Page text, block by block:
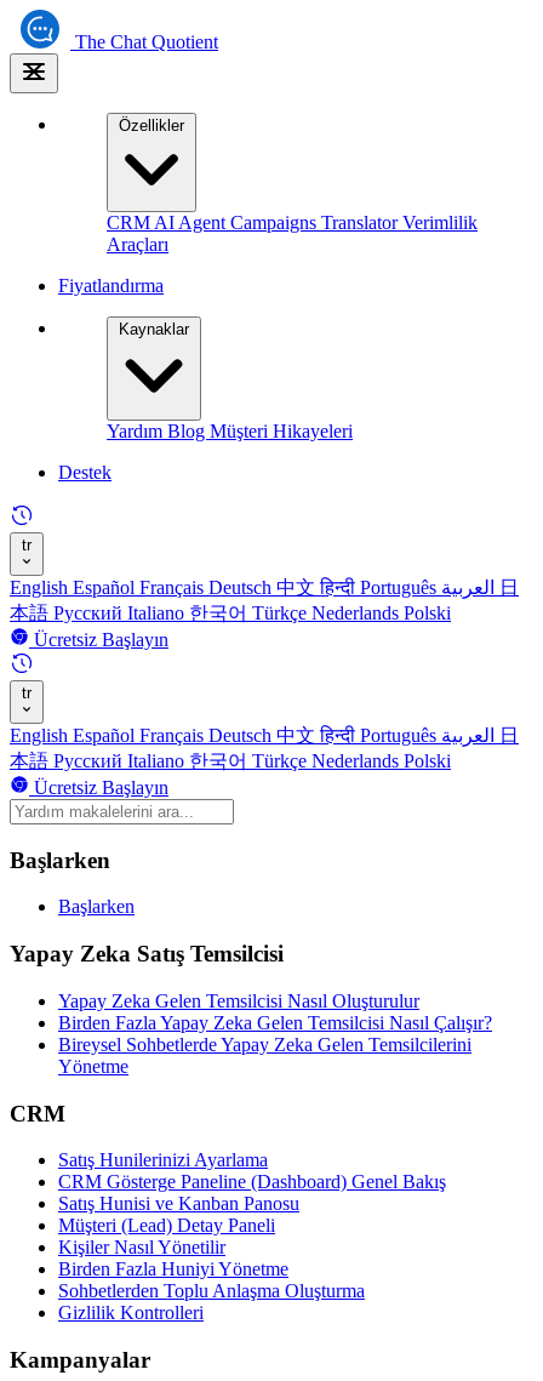
The Chat Quotient
Özellikler
CRM AI Agent Campaigns TranslatorVerimlilik
Araçları
Fiyatlandırma
Kaynaklar
Yardım Blog Müşteri Hikayeleri
Destek
tr
English Español Français Deutsch 中文हिन्दी Português
日
本語 Русский Italiano 한국어 Türkçe Nederlands Polski
Ücretsiz Başlayın
tr
English Español Français Deutsch 中文हिन्दी Português
日
本語 Русский Italiano 한국어 Türkçe Nederlands Polski
Ücretsiz Başlayın
Başlarken
Başlarken
Yapay Zeka Satış Temsilcisi
Yapay Zeka Gelen Temsilcisi Nasıl Oluşturulur
Birden Fazla Yapay Zeka Gelen Temsilcisi Nasıl Çalışır?
Bireysel Sohbetlerde Yapay Zeka Gelen Temsilcilerini
Yönetme
CRM
Satış Hunilerinizi Ayarlama
CRM Gösterge Paneline (Dashboard) Genel Bakış
Satış Hunisi ve Kanban Panosu
Müşteri (Lead) Detay Paneli
Kişiler Nasıl Yönetilir
Birden Fazla Huniyi Yönetme
Sohbetlerden Toplu Anlaşma Oluşturma
Gizlilik Kontrolleri
Kampanyalar